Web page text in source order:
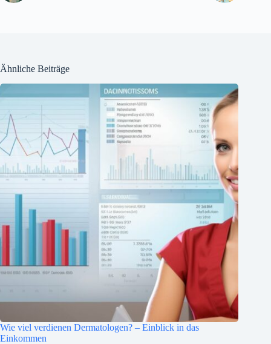
Ähnliche Beiträge
Wie viel verdienen Dermatologen? – Einblick in das
Einkommen